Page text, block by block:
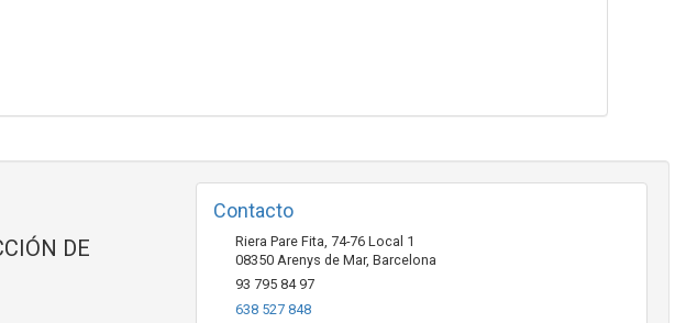
DE
Contacto
Riera Pare Fita, 74-76 Local 1
08350 Arenys de Mar, Barcelona
93 795 84 97
638 527 848